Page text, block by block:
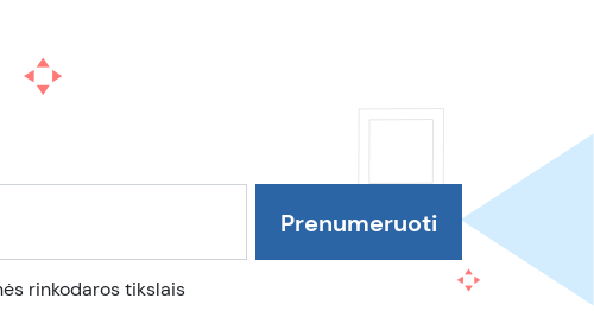
rinkodaros tikslais